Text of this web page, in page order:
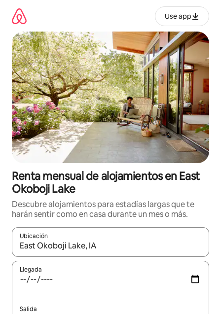
contenido
Use app
Renta mensual de alojamientos en East
Okoboji Lake
Descubre alojamientos para estadías largas que te
harán sentir como en casa durante un mes o más.
Ubicación
Cuando los resultados estén disponibles, navega con las
Llegada
Salida